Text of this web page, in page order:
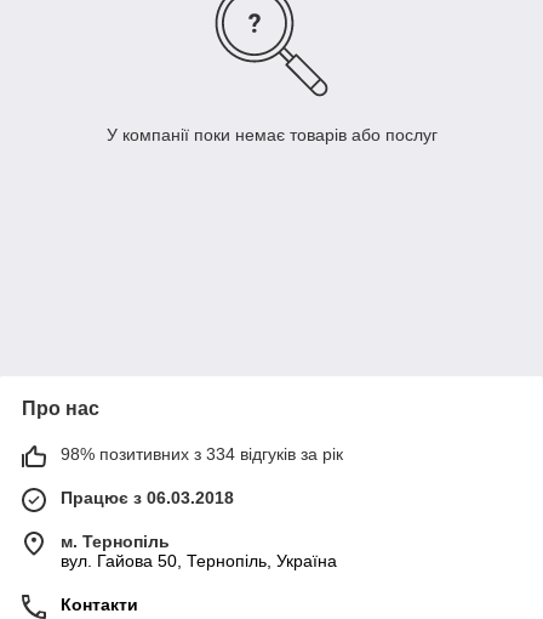
У компанії поки немає товарів або послуг
Про нас
98% позитивних з 334 відгуків за рік
Працює з 06.03.2018
м. Тернопіль
вул. Гайова 50, Тернопіль, Україна
Контакти